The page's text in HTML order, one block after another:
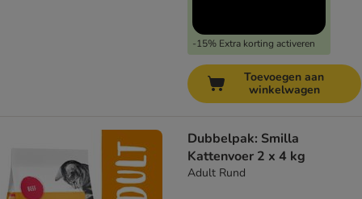
-15% Extra korting activeren
Toevoegen aan
winkelwagen
Dubbelpak: Smilla
Kattenvoer 2 x 4 kg
Adult Rund